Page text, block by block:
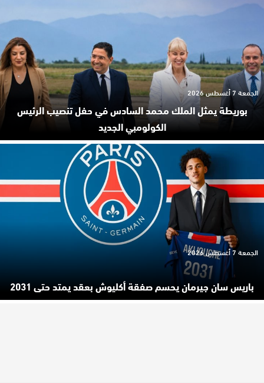
بوريطة يمثل الملك محمد السادس في حفل تنصيب الرئيس
الكولومبي الجديد
الجمعة 7 أغسطس 2026
باريس سان جيرمان يحسم صفقة أكليوش بعقد يمتد حتى 2031
الجمعة 7 أغسطس 2026